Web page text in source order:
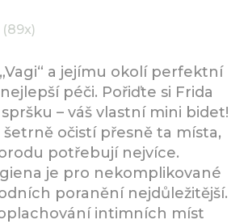
(89x)
a jejímu okolí perfektní
péči. Pořiďte si Frida
– váš vlastní mini bidet!
šetrně očistí přesně ta místa,
potřebují nejvíce.
je pro nekomplikované
poranění nejdůležitější.
intimních míst